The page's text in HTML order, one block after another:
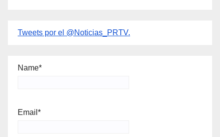
Tweets por el @Noticias_PRTV.
Name*
Email*